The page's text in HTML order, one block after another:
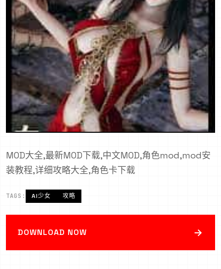
MOD大全,最新MOD下载,中文MOD,角色mod,mod安
装教程,详细攻略大全,角色卡下载
TAGS: AI少女 攻略
DOWNLOAD NOW →